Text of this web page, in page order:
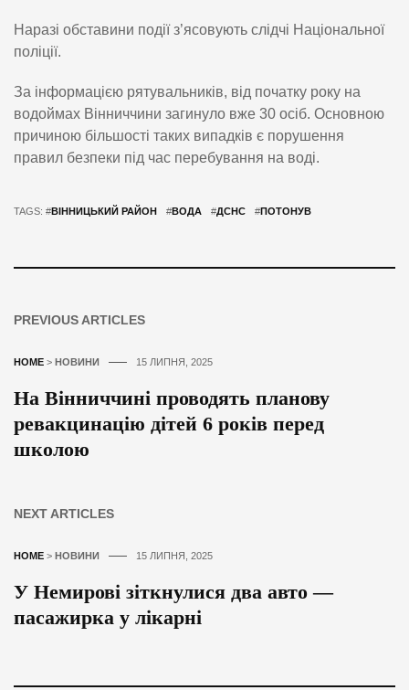
Наразі обставини події з’ясовують слідчі Національної
поліції.
За інформацією рятувальників, від початку року на
водоймах Вінниччини загинуло вже 30 осіб. Основною
причиною більшості таких випадків є порушення
правил безпеки під час перебування на воді.
TAGS: #ВІННИЦЬКИЙ РАЙОН #ВОДА #ДСНС #ПОТОНУВ
PREVIOUS ARTICLES
HOME > НОВИНИ 15 ЛИПНЯ, 2025
На Вінниччині проводять планову
ревакцинацію дітей 6 років перед
школою
NEXT ARTICLES
HOME > НОВИНИ 15 ЛИПНЯ, 2025
У Немирові зіткнулися два авто —
пасажирка у лікарні